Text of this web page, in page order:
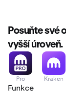
Posuňte své
vyšší úroveň.
Pro Kraken
Funkce